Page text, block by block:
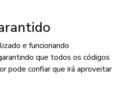
e funcionando
que todos os códigos
pode confiar que irá aproveitar